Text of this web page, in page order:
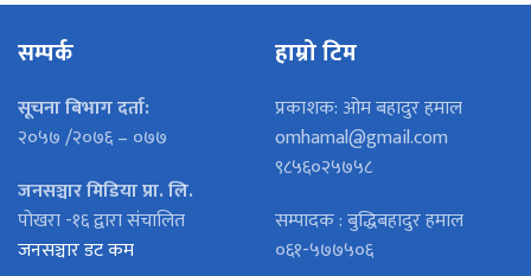
सम्पर्क
सूचना बिभाग दर्ता:
२०५७ /२०७६ – ०७७
जनसञ्चार मिडिया प्रा. लि.
पोखरा -१६ द्वारा संचालित
जनसञ्चार डट कम
हाम्रो टिम
प्रकाशक: ओम बहादुर हमाल
omhamal@gmail.com
९८५६०२५७५८
सम्पादक : बुद्धिबहादुर हमाल
०६१-५७७५०६